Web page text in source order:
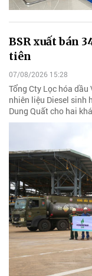
BSR xuất bán
tiên
07/08/2026 15:28
Tổng Cty Lọc hóa
nhiên liệu Diesel sinh
Dung Quất cho hai